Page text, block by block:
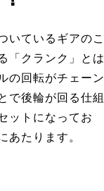
いているギアのこ
「クランク」とは
の回転がチェーン
で後輪が回る仕組
ットになってお
あたります。